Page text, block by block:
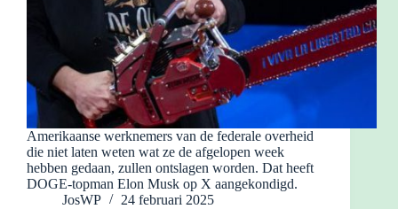
Amerikaanse werknemers van de federale overheid
die niet laten weten wat ze de afgelopen week
hebben gedaan, zullen ontslagen worden. Dat heeft
DOGE-topman Elon Musk op X aangekondigd.
JosWP
24 februari 2025